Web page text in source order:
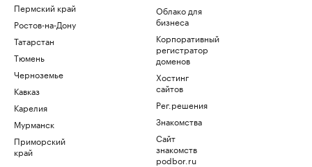
Пермский край
Ростов-на-Дону
Татарстан
Тюмень
Черноземье
Кавказ
Карелия
Мурманск
Приморский
край
Облако для
бизнеса
Корпоративный
регистратор
доменов
Хостинг
сайтов
Рег.решения
Знакомства
Сайт
знакомств
podbor.ru